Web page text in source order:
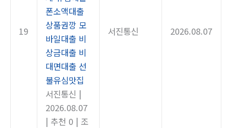
19
폰소액대출
상품권깡 모
바일대출 비
상금대출 비
대면대출 선
불유심맛집
서진통신 |
2026.08.07
| 추천 0 | 조
서진통신 2026.08.07